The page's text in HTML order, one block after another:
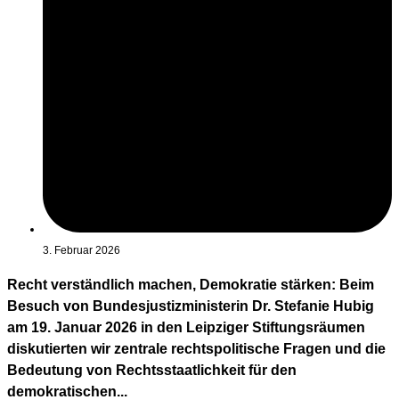
3. Februar 2026
Recht verständlich machen, Demokratie stärken: Beim
Besuch von Bundesjustizministerin Dr. Stefanie Hubig
am 19. Januar 2026 in den Leipziger Stiftungsräumen
diskutierten wir zentrale rechtspolitische Fragen und die
Bedeutung von Rechtsstaatlichkeit für den
demokratischen...